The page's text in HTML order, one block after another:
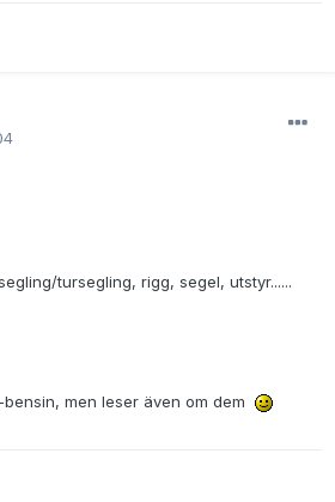
tursegling, rigg, segel, utstyr......
men leser även om dem